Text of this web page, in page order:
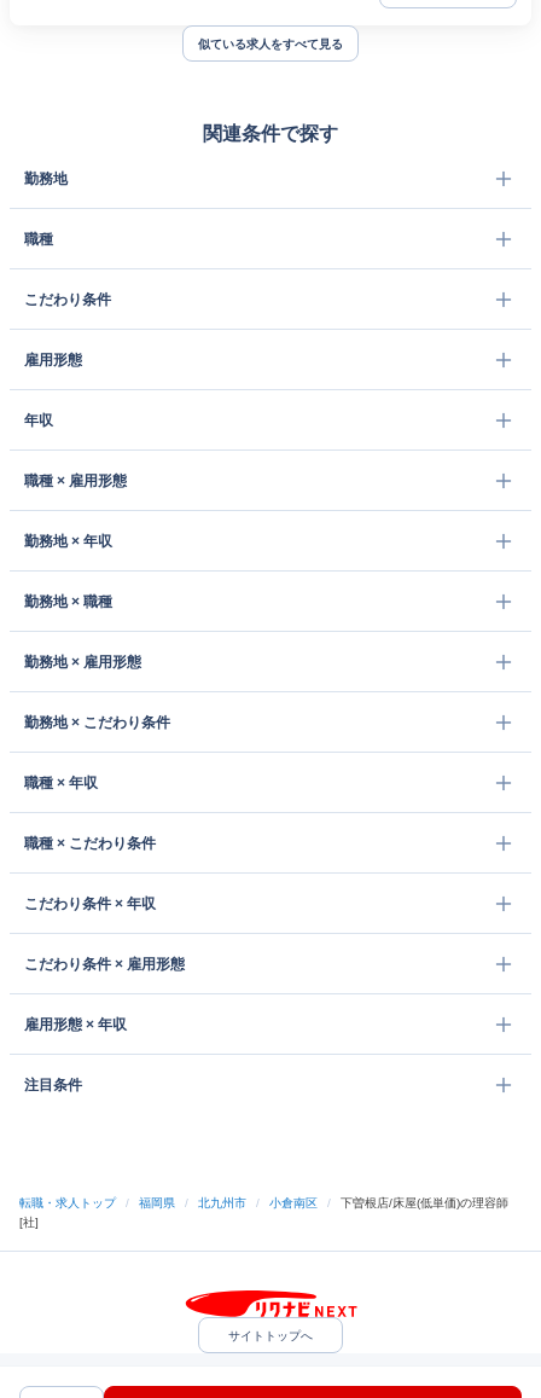
似ている求人をすべて見る
関連条件で探す
勤務地
職種
こだわり条件
雇用形態
年収
職種 × 雇用形態
勤務地 × 年収
勤務地 × 職種
勤務地 × 雇用形態
勤務地 × こだわり条件
職種 × 年収
職種 × こだわり条件
こだわり条件 × 年収
こだわり条件 × 雇用形態
雇用形態 × 年収
注目条件
転職・求人トップ / 福岡県 / 北九州市 / 小倉南区 /
下曽根店/床屋(低単価)の理容師
[社]
サイトトップへ
中途採用をご検討の企業様